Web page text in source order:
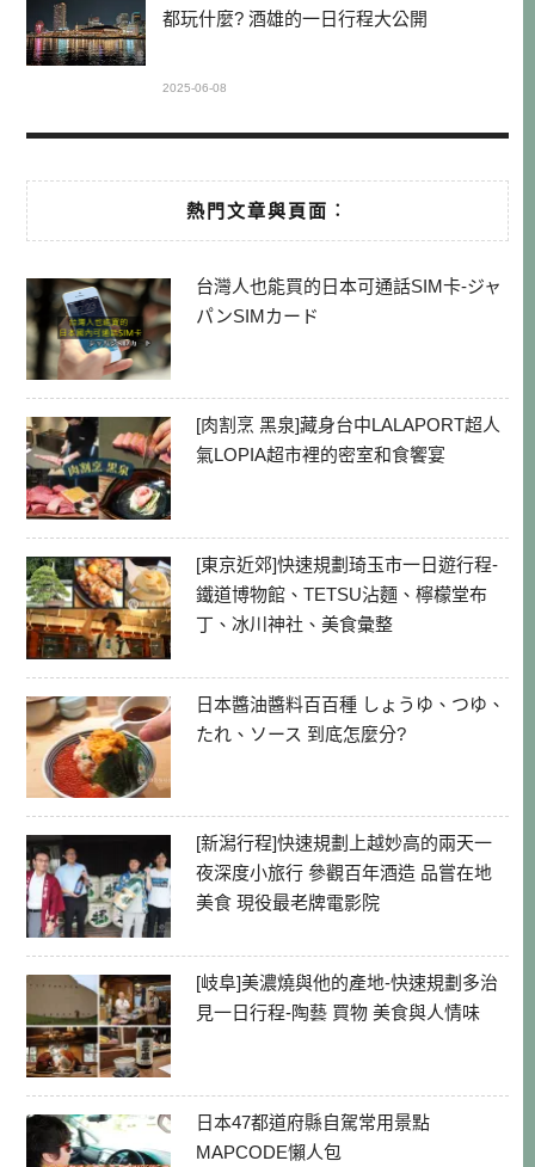
都玩什麼? 酒雄的一日行程大公開
2025-06-08
熱門文章與頁面︰
台灣人也能買的日本可通話SIM卡-ジャ
パンSIMカード
[肉割烹 黑泉]藏身台中LALAPORT超人
氣LOPIA超市裡的密室和食饗宴
[東京近郊]快速規劃琦玉市一日遊行程-
鐵道博物館、TETSU沾麵、檸檬堂布
丁、冰川神社、美食彙整
日本醬油醬料百百種 しょうゆ、つゆ、
たれ、ソース 到底怎麼分?
[新潟行程]快速規劃上越妙高的兩天一
夜深度小旅行 參觀百年酒造 品嘗在地
美食 現役最老牌電影院
[岐阜]美濃燒與他的產地-快速規劃多治
見一日行程-陶藝 買物 美食與人情味
日本47都道府縣自駕常用景點
MAPCODE懶人包